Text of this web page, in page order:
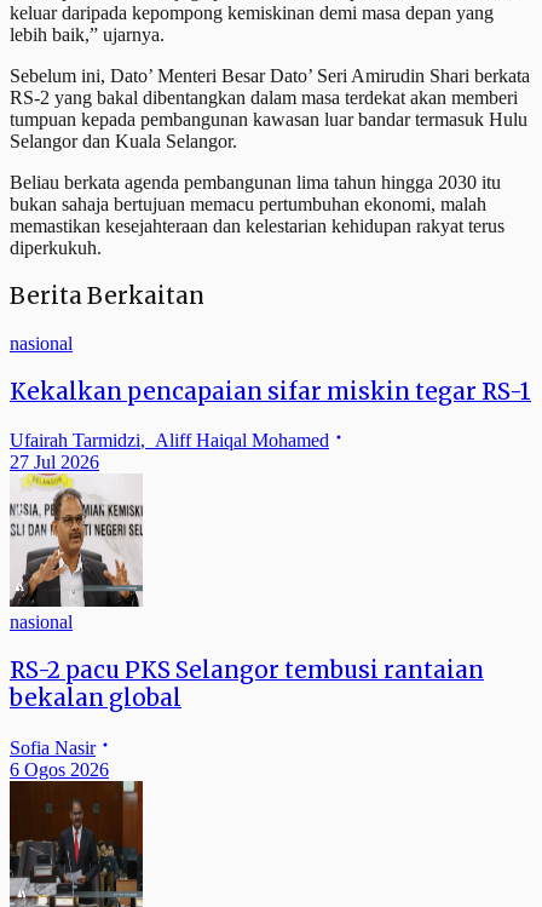
keluar daripada kepompong kemiskinan demi masa depan yang
lebih baik,” ujarnya.
Sebelum ini, Dato’ Menteri Besar Dato’ Seri Amirudin Shari berkata
RS-2 yang bakal dibentangkan dalam masa terdekat akan memberi
tumpuan kepada pembangunan kawasan luar bandar termasuk Hulu
Selangor dan Kuala Selangor.
Beliau berkata agenda pembangunan lima tahun hingga 2030 itu
bukan sahaja bertujuan memacu pertumbuhan ekonomi, malah
memastikan kesejahteraan dan kelestarian kehidupan rakyat terus
diperkukuh.
Berita Berkaitan
nasional
Kekalkan pencapaian sifar miskin tegar RS-1
Ufairah Tarmidzi, Aliff Haiqal Mohamed
27 Jul 2026
nasional
RS-2 pacu PKS Selangor tembusi rantaian
bekalan global
Sofia Nasir
6 Ogos 2026